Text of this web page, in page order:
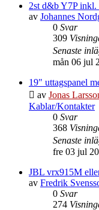
2st d&b Y7P inkl.
av Johannes
0 Svar
309
Senaste
mån 06 jul
19" uttagspanel
av Jonas
Kablar/Kontakter
0 Svar
368
Senaste
fre 03 jul
JBL vrx915M
av Fredrik
0 Svar
274